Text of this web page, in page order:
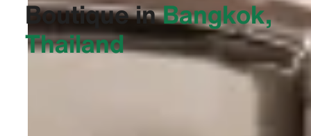
Boutique inBangkok,
Thailand